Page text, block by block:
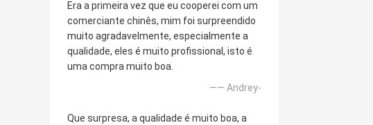
Era a primeira vez que eu cooperei com um
comerciante chinês, mim foi surpreendido
muito agradavelmente, especialmente a
qualidade, eles é muito profissional, isto é
uma compra muito boa.
—— Andrey-
Que surpresa, a qualidade é muito boa, a